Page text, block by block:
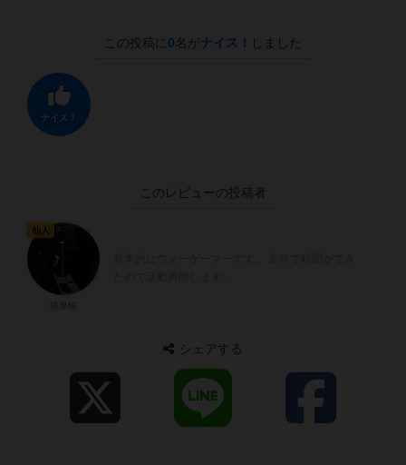
この投稿に 0名がナイス！ しました
ナイス！
このレビューの投稿者
仙人
シェアする